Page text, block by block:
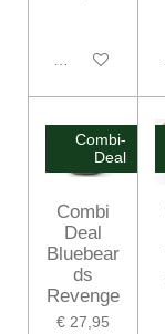
In winkelwagen
Combi-
Deal
Combi
Deal
Bluebear
ds
Revenge
€ 27,95